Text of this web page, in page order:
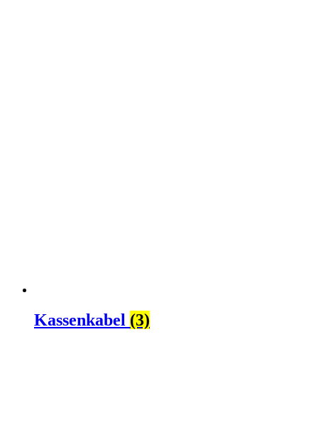
Kassenkabel (3)